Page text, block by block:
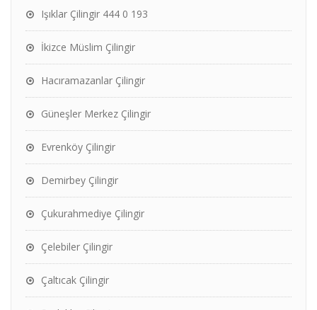
Işıklar Çilingir 444 0 193
İkizce Müslim Çilingir
Hacıramazanlar Çilingir
Güneşler Merkez Çilingir
Evrenköy Çilingir
Demirbey Çilingir
Çukurahmediye Çilingir
Çelebiler Çilingir
Çaltıcak Çilingir